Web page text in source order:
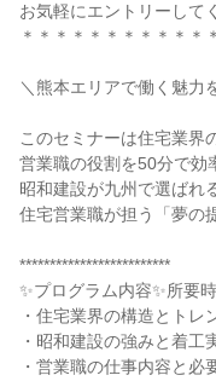
お気軽にエントリーして
＊＊＊＊＊＊＊＊＊＊＊
＼熊本エリアで働く魅力
このセミナーは住宅業界
営業職の役割を50分で効
昭和建設が九州で選ばれ
住宅営業職が担う「夢の
*************************
✨プログラム内容✨所要
・住宅業界の構造とトレ
・昭和建設の強みと着工
・営業職の仕事内容と必